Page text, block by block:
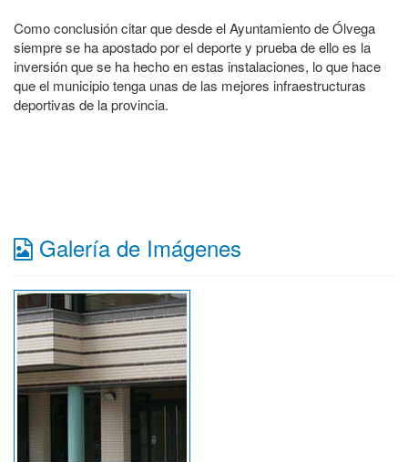
Como conclusión citar que desde el Ayuntamiento de Ólvega
siempre se ha apostado por el deporte y prueba de ello es la
inversión que se ha hecho en estas instalaciones, lo que hace
que el municipio tenga unas de las mejores infraestructuras
deportivas de la provincia.
Galería de Imágenes